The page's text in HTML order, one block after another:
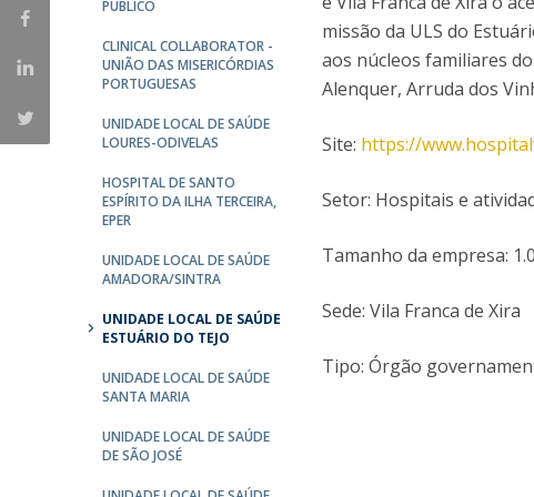
Awards
Team and Contacts
Terms and Conditions
PÚBLICO
CLINICAL COLLABORATOR -
UNIÃO DAS MISERICÓRDIAS
PORTUGUESAS
UNIDADE LOCAL DE SAÚDE
LOURES-ODIVELAS
HOSPITAL DE SANTO
ESPÍRITO DA ILHA TERCEIRA,
EPER
UNIDADE LOCAL DE SAÚDE
AMADORA/SINTRA
UNIDADE LOCAL DE SAÚDE
ESTUÁRIO DO TEJO
UNIDADE LOCAL DE SAÚDE
SANTA MARIA
UNIDADE LOCAL DE SAÚDE
DE SÃO JOSÉ
missão da ULS do
aos núcleos familiares
Alenquer, Arruda dos
Site: https://
Setor: Hospitais e
Tamanho da empresa:
Sede: Vila Franca de Xira
Tipo: Órgão